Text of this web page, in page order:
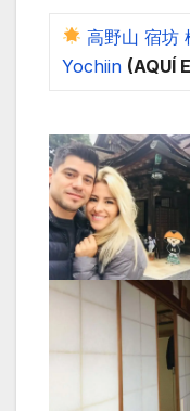
高野山 宿坊
Yochiin (AQUÍ